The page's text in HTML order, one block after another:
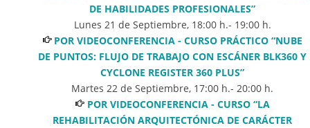
para integrar este...
Leer mas
DE HABILIDADES PROFESIONALES”
Lunes 21 de Septiembre, 18:00h.- 19:00h.
POR VIDEOCONFERENCIA - CURSO PRÁCTICO “NUBE
DE PUNTOS: FLUJO DE TRABAJO CON ESCÁNER BLK360 Y
CYCLONE REGISTER 360 PLUS”
Martes 22 de Septiembre, 17:00 h.- 20:00 h.
POR VIDEOCONFERENCIA - CURSO “LA
REHABILITACIÓN ARQUITECTÓNICA DE CARÁCTER